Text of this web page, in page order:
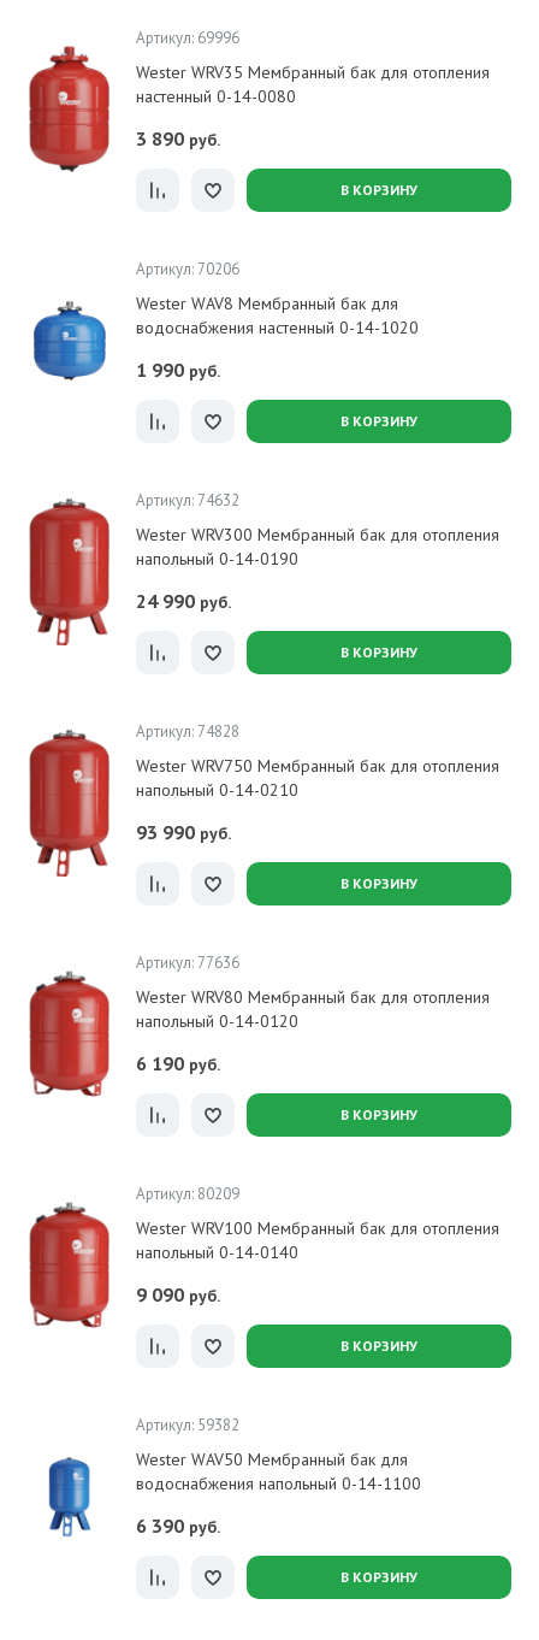
Артикул: 69996
Wester WRV35 Мембранный бак для отопления
настенный 0-14-0080
3 890 руб.
В КОРЗИНУ
Артикул: 70206
Wester WAV8 Мембранный бак для
водоснабжения настенный 0-14-1020
1 990 руб.
В КОРЗИНУ
Артикул: 74632
Wester WRV300 Мембранный бак для отопления
напольный 0-14-0190
24 990 руб.
В КОРЗИНУ
Артикул: 74828
Wester WRV750 Мембранный бак для отопления
напольный 0-14-0210
93 990 руб.
В КОРЗИНУ
Артикул: 77636
Wester WRV80 Мембранный бак для отопления
напольный 0-14-0120
6 190 руб.
В КОРЗИНУ
Артикул: 80209
Wester WRV100 Мембранный бак для отопления
напольный 0-14-0140
9 090 руб.
В КОРЗИНУ
Артикул: 59382
Wester WAV50 Мембранный бак для
водоснабжения напольный 0-14-1100
6 390 руб.
В КОРЗИНУ